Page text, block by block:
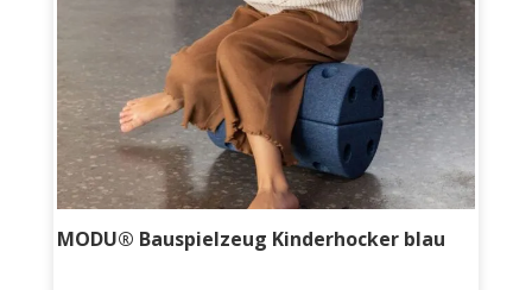
MODU® Bauspielzeug Kinderhocker blau